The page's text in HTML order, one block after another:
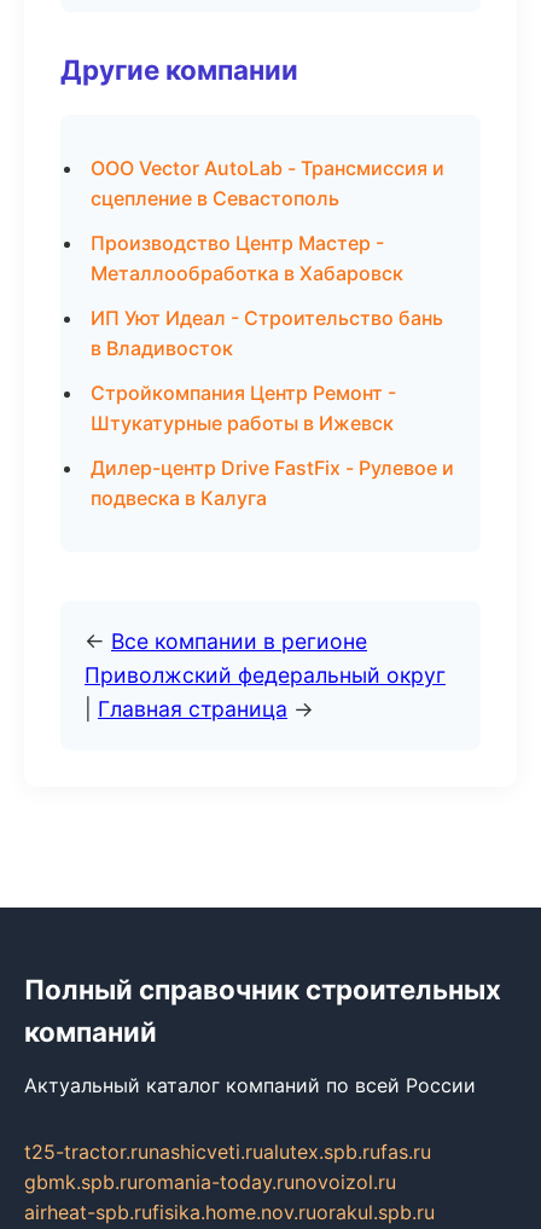
Другие компании
ООО Vector AutoLab - Трансмиссия и
сцепление в Севастополь
Производство Центр Мастер -
Металлообработка в Хабаровск
ИП Уют Идеал - Строительство бань
в Владивосток
Стройкомпания Центр Ремонт -
Штукатурные работы в Ижевск
Дилер-центр Drive FastFix - Рулевое и
подвеска в Калуга
← Все компании в регионе
Приволжский федеральный округ
Главная страница →
Полный справочник строительных
компаний
Актуальный каталог компаний по всей России
t25-tractor.runashicveti.rualutex.spb.rufas.ru
gbmk.spb.ruromania-today.runovoizol.ru
airheat-spb.rufisika.home.nov.ruorakul.spb.ru